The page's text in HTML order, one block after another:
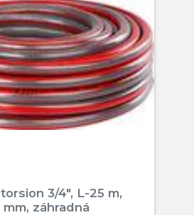
3/4", L-25 m,
mm, záhradná